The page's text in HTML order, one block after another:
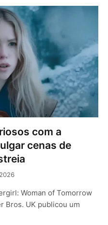
com a
cenas de
Woman of Tomorrow
Bros. UK publicou um